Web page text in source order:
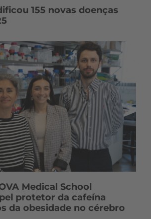
155 novas doenças
Medical School
protetor da cafeína
da obesidade no cérebro